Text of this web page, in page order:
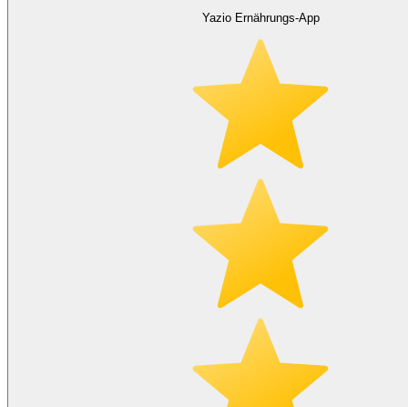
Yazio Ernährungs-App